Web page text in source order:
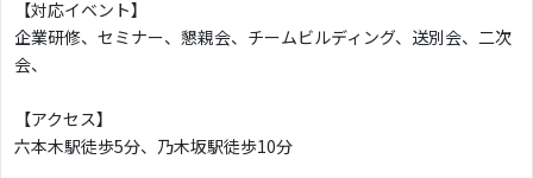
【対応イベント】
企業研修、セミナー、懇親会、チームビルディング、送別会、二次
会、
【アクセス】
六本木駅徒歩5分、乃木坂駅徒歩10分